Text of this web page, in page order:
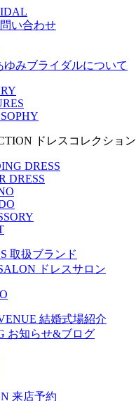
い合わせ
ゆみブライダルについて
ドレスコレクション
DRESS
DRESS
取扱ブランド
ドレスサロン
結婚式場紹介
お知らせ&ブログ
来店予約